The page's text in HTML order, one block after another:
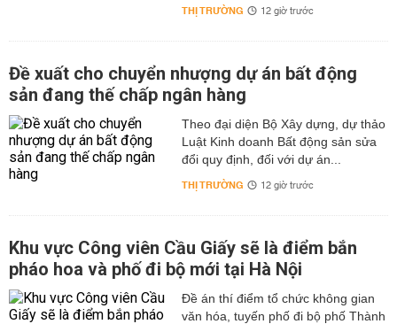
THỊ TRƯỜNG 12 giờ trước
Đề xuất cho chuyển nhượng dự án bất động
sản đang thế chấp ngân hàng
Theo đại diện Bộ Xây dựng, dự thảo
Luật Kinh doanh Bất động sản sửa
đổi quy định, đối với dự án...
THỊ TRƯỜNG 12 giờ trước
Khu vực Công viên Cầu Giấy sẽ là điểm bắn
pháo hoa và phố đi bộ mới tại Hà Nội
Đề án thí điểm tổ chức không gian
văn hóa, tuyến phố đi bộ phố Thành